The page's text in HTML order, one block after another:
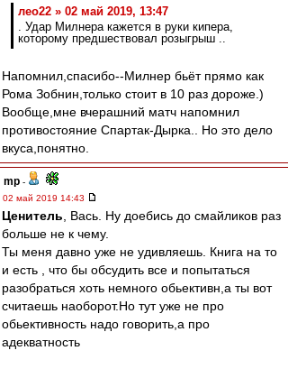
лео22 » 02 май 2019, 13:47
. Удар Милнера кажется в руки кипера,
которому предшествовал розыгрыш ..
Напомнил,спасибо--Милнер бьёт прямо как
Рома Зобнин,только стоит в 10 раз дороже.)
Вообще,мне вчерашний матч напомнил
противостояние Спартак-Дырка.. Но это дело
вкуса,понятно.
mp -
02 май 2019 14:43
Ценитель , Вась. Ну доебись до смайликов раз
больше не к чему.
Ты меня давно уже не удивляешь. Книга на то
и есть , что бы обсудить все и попытаться
разобраться хоть немного обьективн,а ты вот
считаешь наоборот.Но тут уже не про
обьективность надо говорить,а про
адекватность